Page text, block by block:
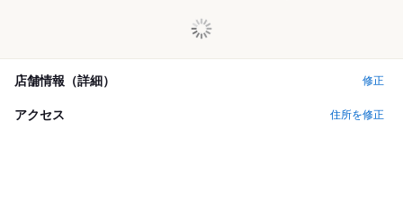
店舗情報（詳細） 修正
アクセス 住所を修正